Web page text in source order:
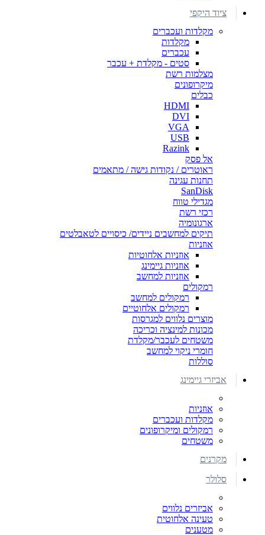
ציוד היקפי
מקלדות ועכברים
מקלדות
עכברים
סטים - מקלדת + עכבר
מצלמות רשת
מיקרופונים
כבלים
HDMI
DVI
VGA
USB
Razink
אל פסק
ראוטרים / נקודות גישה / מתאמים
תחנות עגינה
SanDisk
מגדילי טווח
רכזי רשת
ארגונומיה
תיקים למחשבים ניידים/ כיסויים לטאבלטים
אוזניות
אוזניות אלחוטיות
אוזניות גיימינג
אוזניות למחשב
רמקולים
רמקולים למחשב
רמקולים אלחוטיים
מוצרים נלווים למגרסות
מכונות למינציה וכריכה
משטחים לעכבר/מקלדת
חומרי ניקוי למחשב
סוללות
אביזרי גיימינג
אוזניות
מקלדות ועכברים
רמקולים ומיקרופונים
משטחים
מקרנים
סלולר
אביזרים נלווים
טעינה אלחוטית
מטענים